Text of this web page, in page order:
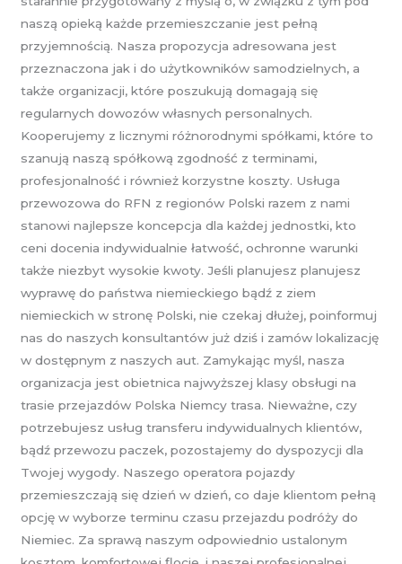
naszą opieką każde przemieszczanie jest pełną
przyjemnością. Nasza propozycja adresowana jest
przeznaczona jak i do użytkowników samodzielnych, a
także organizacji, które poszukują domagają się
regularnych dowozów własnych personalnych.
Kooperujemy z licznymi różnorodnymi spółkami, które to
szanują naszą spółkową zgodność z terminami,
profesjonalność i również korzystne koszty. Usługa
przewozowa do RFN z regionów Polski razem z nami
stanowi najlepsze koncepcja dla każdej jednostki, kto
ceni docenia indywidualnie łatwość, ochronne warunki
także niezbyt wysokie kwoty. Jeśli planujesz planujesz
wyprawę do państwa niemieckiego bądź z ziem
niemieckich w stronę Polski, nie czekaj dłużej, poinformuj
nas do naszych konsultantów już dziś i zamów lokalizację
w dostępnym z naszych aut. Zamykając myśl, nasza
organizacja jest obietnica najwyższej klasy obsługi na
trasie przejazdów Polska Niemcy trasa. Nieważne, czy
potrzebujesz usług transferu indywidualnych klientów,
bądź przewozu paczek, pozostajemy do dyspozycji dla
Twojej wygody. Naszego operatora pojazdy
przemieszczają się dzień w dzień, co daje klientom pełną
opcję w wyborze terminu czasu przejazdu podróży do
Niemiec. Za sprawą naszym odpowiednio ustalonym